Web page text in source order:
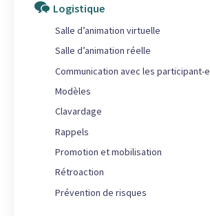
Logistique
Salle d’animation virtuelle
Salle d’animation réelle
Communication avec les participant-
Modèles
Clavardage
Rappels
Promotion et mobilisation
Rétroaction
Prévention de risques